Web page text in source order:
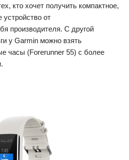
кто хочет получить компактное,
устройство от
производителя. С другой
у Garmin можно взять
часы (Forerunner 55) с более